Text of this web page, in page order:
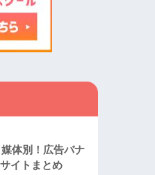
媒体別！広告バナ
イトまとめ